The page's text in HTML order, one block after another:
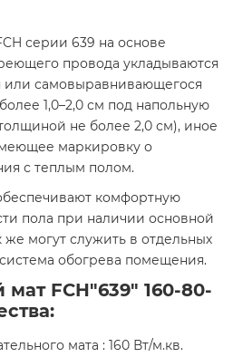
серии 639 на основе
провода укладываются
или самовыравнивающегося
1,0–2,0 см под напольную
не более 2,0 см), иное
маркировку о
с теплым полом.
комфортную
пола при наличии основной
же могут служить в отдельных
обогрева помещения.
FCH"639" 160-80-
мата : 160 Вт/м.кв.